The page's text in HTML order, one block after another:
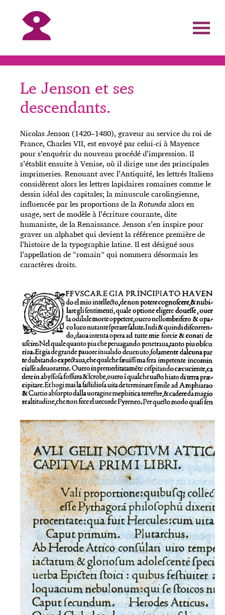
Le Jenson et ses
descendants.
Nicolas Jenson (1420–1480), graveur au service du roi de
France, Charles VII, est envoyé par celui-ci à Mayence
pour s’enquérir du nouveau procédé d’impression. Il
s’établit ensuite à Venise, où il dirige une des principales
imprimeries. Renouant avec l’Antiquité, les lettrés Italiens
considèrent alors les lettres lapidaires romaines comme le
dessin idéal des capitales; la minuscule carolingienne,
influencée par les proportions de laRotundaalors en
usage, sert de modèle à l’écriture courante, dite
humaniste, de la Renaissance. Jenson s’en inspire pour
graver un alphabet qui devient la référence première de
l’histoire de la typographie latine. Il est désigné sous
l’appellation de “romain” qui nommera désormais les
caractères droits.